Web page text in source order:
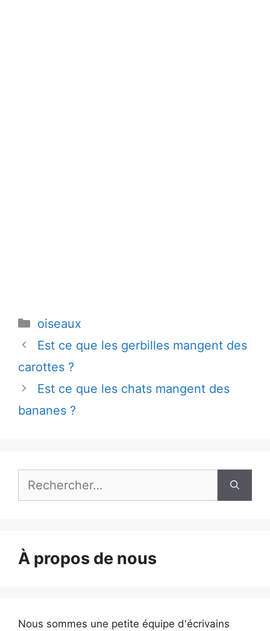
Catégories
oiseaux
Est ce que les gerbilles mangent des
carottes ?
Est ce que les chats mangent des
bananes ?
À propos de nous
Nous sommes une petite équipe d'écrivains